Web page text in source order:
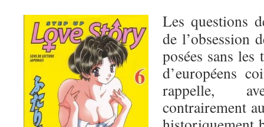
Les questions
de l’obsession
posées sans
d’européens
rappelle,
contrairement